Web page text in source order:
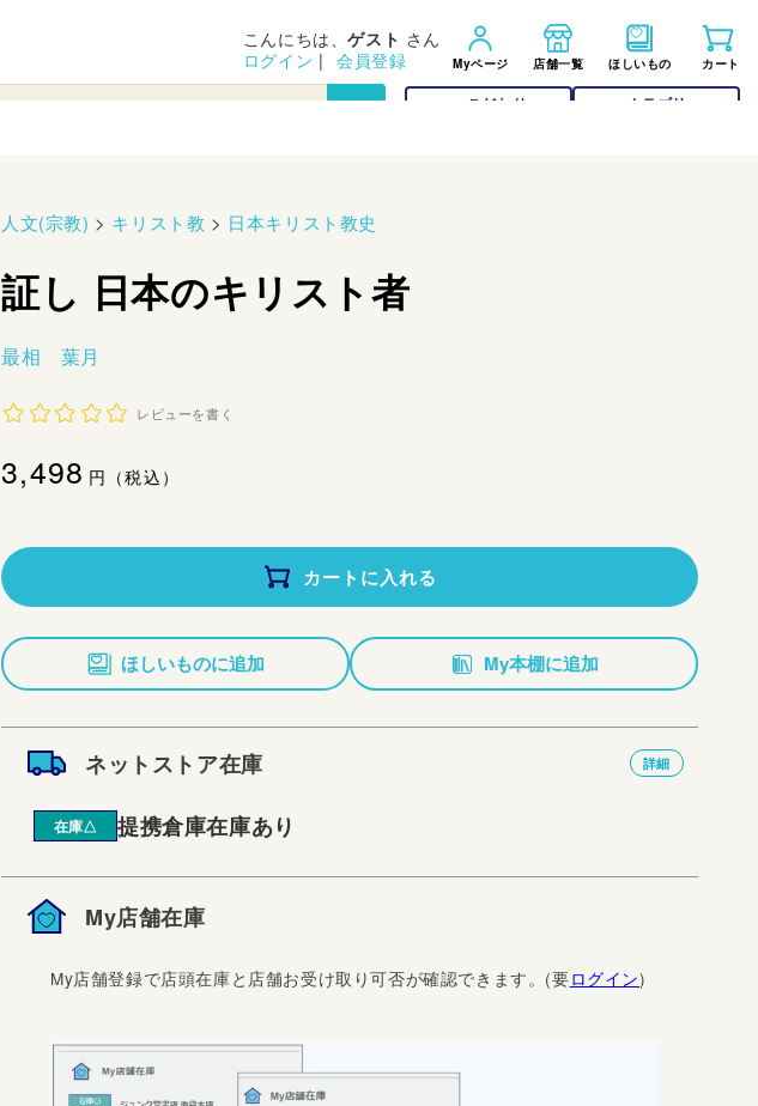
こだわり カテゴリー
こんにちは、ゲスト さん
ログイン | 会員登録 Myページ 店舗一覧 ほしいもの カート
人文(宗教) > キリスト教 > 日本キリスト教史
証し 日本のキリスト者
最相 葉月
レビューを書く
通
価
格
3,498円（税込）
カートに入れる
ほしいものに追加 My本棚に追加
ネットストア在庫 詳細
在庫△ 提携倉庫在庫あり
My店舗在庫
My店舗登録で店頭在庫と店舗お受け取り可否が確認できます。(要ログイン)